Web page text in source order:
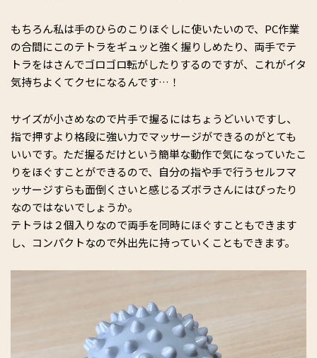
もちろん私は手のひらのこりほぐしに使いたいので、PC作業
の合間にこのテトラをギュッと強く握りしめたり、両手でテ
トラをはさんでゴロゴロ転がしたりするのですが、これがイタ
気持ちよくてクセになるんです…！
サイズが小さめなので片手で握るにはちょうどいいですし、
指で押すより格段に強い力でマッサージができるのがとても
いいです。ただ握るだけという簡単な動作で気になっていたこ
りをほぐすことができるので、自分の指や手で行うセルフマ
ッサージすらも面倒くさいと感じるズボラさんにはぴったり
なのではないでしょうか。
テトラは２個入りなので両手を同時にほぐすこともできます
し、コンパクトなので外出先に持っていくこともできます。